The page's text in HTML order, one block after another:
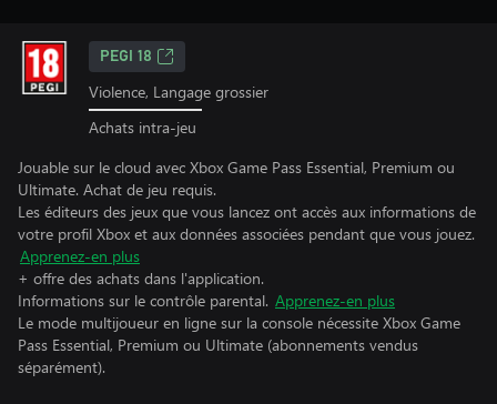
PEGI 18
Violence, Langage grossier
Achats intra-jeu
Jouable sur le cloud avec Xbox Game Pass Essential, Premium ou
Ultimate. Achat de jeu requis.
Les éditeurs des jeux que vous lancez ont accès aux informations de
votre profil Xbox et aux données associées pendant que vous jouez.
Apprenez-en plus
+ offre des achats dans l'application.
Informations sur le contrôle parental. Apprenez-en plus
Le mode multijoueur en ligne sur la console nécessite Xbox Game
Pass Essential, Premium ou Ultimate (abonnements vendus
séparément).